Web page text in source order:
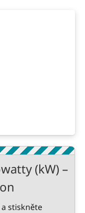
(kW) –
stiskněte